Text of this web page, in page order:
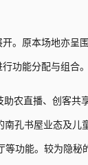
。原本场地亦呈
功能分配与组合。
农直播、创客共享
孔书屋业态及儿
等功能。较为隐